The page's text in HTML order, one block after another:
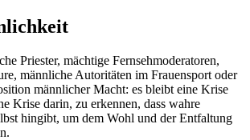
Priester, mächtige Fernsehmoderatoren,
männliche Autoritäten im Frauensport oder
männlicher Macht: es bleibt eine Krise
Krise darin, zu erkennen, dass wahre
hingibt, um dem Wohl und der Entfaltung